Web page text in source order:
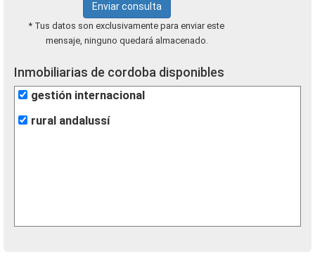
Enviar consulta
* Tus datos son exclusivamente para enviar este
mensaje, ninguno quedará almacenado.
Inmobiliarias de cordoba disponibles
gestión internacional
rural andalussí